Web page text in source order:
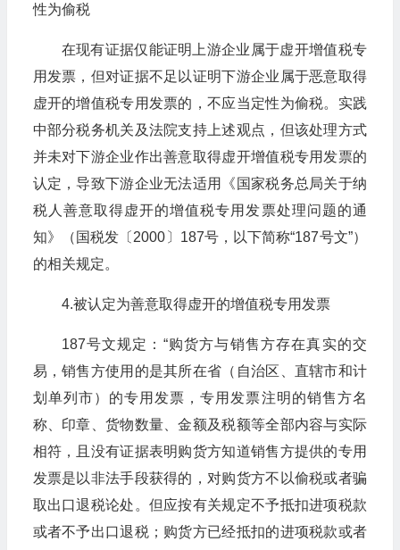
性为偷税
在现有证据仅能证明上游企业属于虚开增值税专
用发票，但对证据不足以证明下游企业属于恶意取得
虚开的增值税专用发票的，不应当定性为偷税。实践
中部分税务机关及法院支持上述观点，但该处理方式
并未对下游企业作出善意取得虚开增值税专用发票的
认定，导致下游企业无法适用《国家税务总局关于纳
税人善意取得虚开的增值税专用发票处理问题的通
知》（国税发〔2000〕187号，以下简称“187号文”）
的相关规定。
4.被认定为善意取得虚开的增值税专用发票
187号文规定：“购货方与销售方存在真实的交
易，销售方使用的是其所在省（自治区、直辖市和计
划单列市）的专用发票，专用发票注明的销售方名
称、印章、货物数量、金额及税额等全部内容与实际
相符，且没有证据表明购货方知道销售方提供的专用
发票是以非法手段获得的，对购货方不以偷税或者骗
取出口退税论处。但应按有关规定不予抵扣进项税款
或者不予出口退税；购货方已经抵扣的进项税款或者